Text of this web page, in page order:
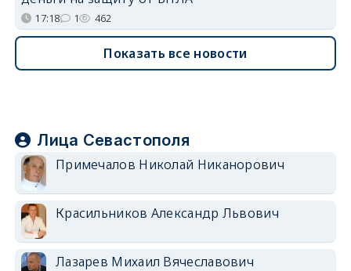
17:18 1 462
Показать все новости
Лица Севастополя
Примечалов Николай Никанорович
Красильников Александр Львович
Лазарев Михаил Вячеславович